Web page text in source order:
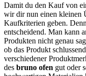
Damit du den Kauf von
wir dir nun einen kleinen
Kaufkriterien geben.
entscheidend. Man kann
Produkten nicht genau
ob das Produkt
verschiedener
des bruno ofen gut oder